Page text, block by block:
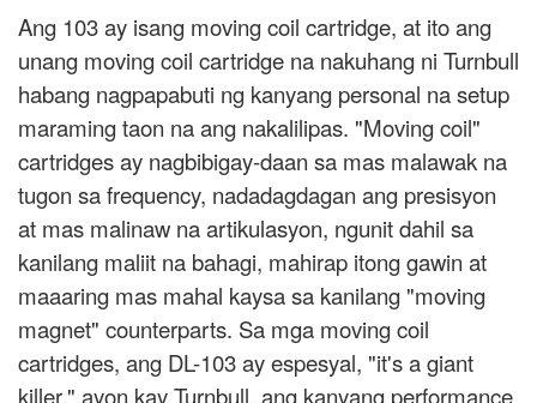
Ang 103 ay isang moving coil cartridge, at ito ang
unang moving coil cartridge na nakuhang ni Turnbull
habang nagpapabuti ng kanyang personal na setup
maraming taon na ang nakalilipas. "Moving coil"
cartridges ay nagbibigay-daan sa mas malawak na
tugon sa frequency, nadadagdagan ang presisyon
at mas malinaw na artikulasyon, ngunit dahil sa
kanilang maliit na bahagi, mahirap itong gawin at
maaaring mas mahal kaysa sa kanilang "moving
magnet" counterparts. Sa mga moving coil
cartridges, ang DL-103 ay espesyal, "it's a giant
killer," ayon kay Turnbull, ang kanyang performance